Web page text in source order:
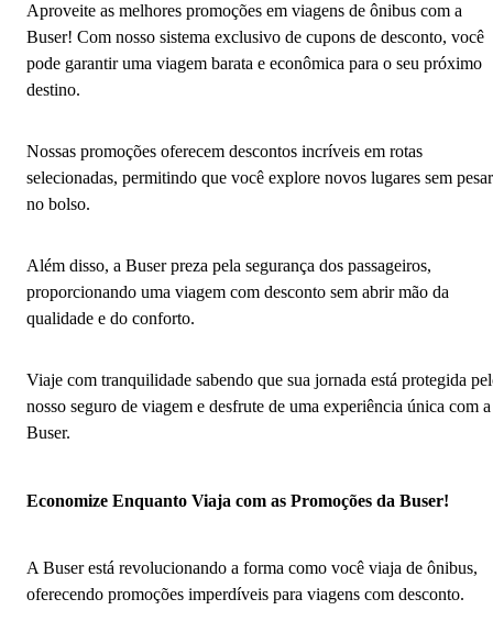
Aproveite as melhores promoções em viagens de ônibus com a
Buser! Com nosso sistema exclusivo de cupons de desconto, você
pode garantir uma viagem barata e econômica para o seu próximo
destino.
Nossas promoções oferecem descontos incríveis em rotas
selecionadas, permitindo que você explore novos lugares sem pesar
no bolso.
Além disso, a Buser preza pela segurança dos passageiros,
proporcionando uma viagem com desconto sem abrir mão da
qualidade e do conforto.
Viaje com tranquilidade sabendo que sua jornada está protegida
nosso seguro de viagem e desfrute de uma experiência única com a
Buser.
Economize Enquanto Viaja com as Promoções da Buser!
A Buser está revolucionando a forma como você viaja de ônibus,
oferecendo promoções imperdíveis para viagens com desconto.